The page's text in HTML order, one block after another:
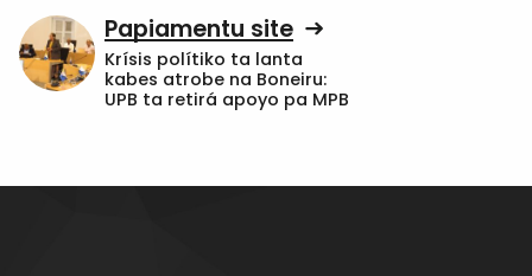
Papiamentu site
Krísis polítiko ta lanta
kabes atrobe na Boneiru:
UPB ta retirá apoyo pa MPB